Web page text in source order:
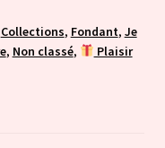
Collections, Fondant, Je
, Non classé,
Plaisir